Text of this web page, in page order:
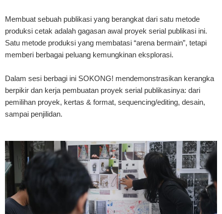
Membuat sebuah publikasi yang berangkat dari satu metode
produksi cetak adalah gagasan awal proyek serial publikasi ini.
Satu metode produksi yang membatasi “arena bermain”, tetapi
memberi berbagai peluang kemungkinan eksplorasi.
Dalam sesi berbagi ini SOKONG! mendemonstrasikan kerangka
berpikir dan kerja pembuatan proyek serial publikasinya: dari
pemilihan proyek, kertas & format, sequencing/editing, desain,
sampai penjilidan.